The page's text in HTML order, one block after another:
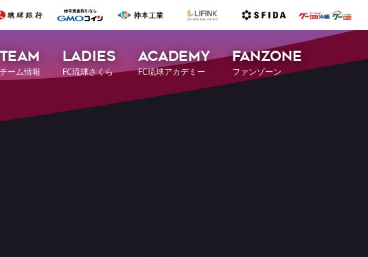
TEAM
チーム情報
LADIES
FC琉球さくら
ACADEMY
FC琉球アカデミー
FANZONE
ファンゾーン